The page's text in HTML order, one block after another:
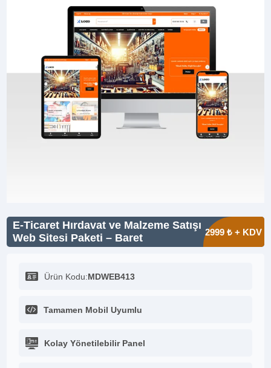
E-Ticaret Hırdavat ve Malzeme Satışı
Web Sitesi Paketi – Baret
2999 ₺ + KDV
Ürün Kodu:MDWEB413
Tamamen Mobil Uyumlu
Kolay Yönetilebilir Panel